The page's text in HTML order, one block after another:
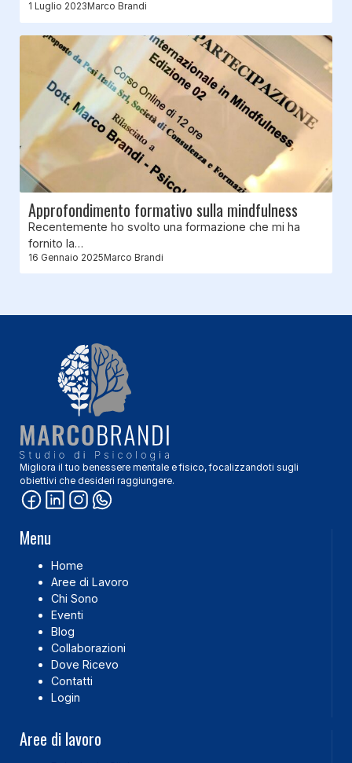
1 Luglio 2023 Marco Brandi
Approfondimento formativo sulla mindfulness
Recentemente ho svolto una formazione che mi ha
fornito la…
16 Gennaio 2025 Marco Brandi
Migliora il tuo benessere mentale e fisico, focalizzandoti sugli
obiettivi che desideri raggiungere.
Menu
Home
Aree di Lavoro
Chi Sono
Eventi
Blog
Collaborazioni
Dove Ricevo
Contatti
Login
Aree di lavoro